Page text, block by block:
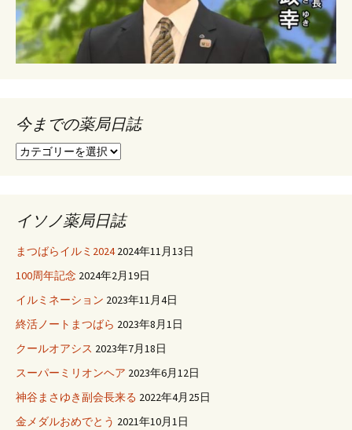
ー
シ
ョ
ン
今までの薬局日誌
今
薬
局
日
イソノ薬局日誌
まつばらイルミ2024 2024年11月13日
100周年記念 2024年2月19日
イルミネーション 2023年11月4日
終活ノートまつばら 2023年8月1日
クールオアシス 2023年7月18日
スーパーミリオンヘア 2023年6月12日
神谷まさゆき副会長来る 2022年4月25日
金メダルおめでとう 2021年10月1日